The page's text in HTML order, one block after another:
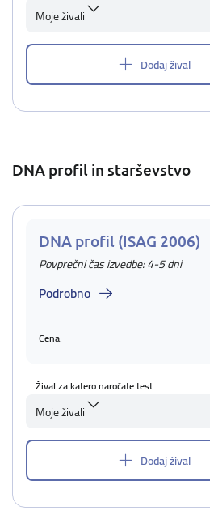
Moje živali
Dodaj žival
DNA profil in starševstvo
DNA profil (ISAG 2006)
Povprečni čas izvedbe: 4-5 dni
Podrobno
Cena:
Žival za katero naročate test
Moje živali
Dodaj žival